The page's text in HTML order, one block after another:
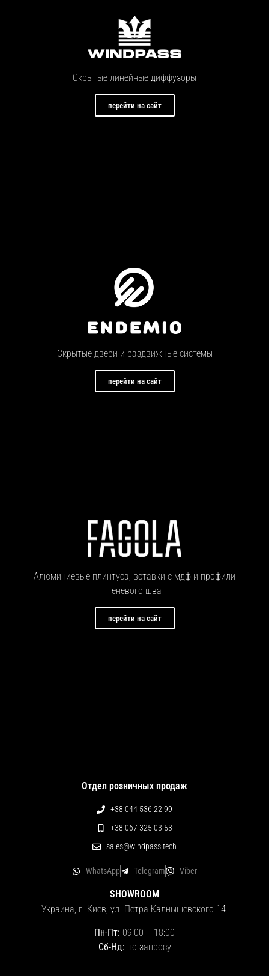
Скрытые линейные диффузоры
перейти на сайт
Скрытые двери и раздвижные системы
перейти на сайт
Алюминиевые плинтуса, вставки с мдф и профили
теневого шва
перейти на сайт
Отдел розничных продаж
+38 044 536 22 99
+38 067 325 03 53
sales@windpass.tech
WhatsApp Telegram Viber
SHOWROOM
Украина, г. Киев, ул. Петра Калнышевского 14.
Пн-Пт: 09:00 – 18:00
Сб-Нд: по запросу